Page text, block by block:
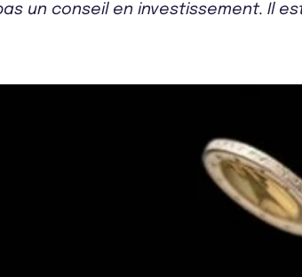
un conseil en investissement. Il